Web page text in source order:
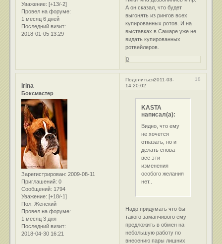
Уважение: [+13/-2]
Провел на форуме:
1 месяц 6 дней
Последний визит:
2018-01-05 13:29
А он сказал, что будет
выгонять из рингов всех
купированных ротов. И на
выставках в Самаре уже не
видать купированных
ротвейлеров.
0
Поделиться 18
2011-03-
14 20:02
Irina
Боксмастер
Зарегистрирован: 2009-08-11
Приглашений: 0
Сообщений: 1794
Уважение: [+18/-1]
Пол: Женский
Провел на форуме:
1 месяц 3 дня
Последний визит:
2018-04-30 16:21
KASTA
написал(а):
Видно, что ему
не хочется
отказать, но и
делать снова
все эти
изменения
особого желания
нет..
Надо придумать что бы
такого заманчивого ему
предложить в обмен на
небольшую работу по
внесению пары лишних